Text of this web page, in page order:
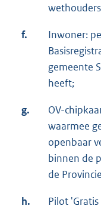
f.
Inwoner:
gemeente
heeft;
g.
OV-
waarmee
openbaar
binnen de
de
h.
Pilot